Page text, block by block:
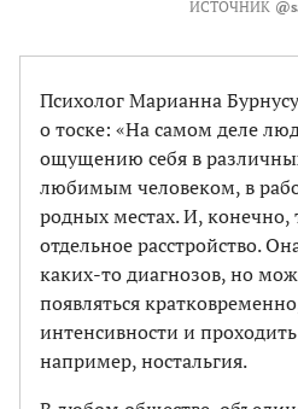
ИСТОЧНИК
ПсихологМарианна
о тоске: «На самом деле
ощущению себя в
любимым человеком, в
родных местах. И, конечно,
отдельное расстройство.
каких-то диагнозов, но
появляться
интенсивности и
например, ностальгия.